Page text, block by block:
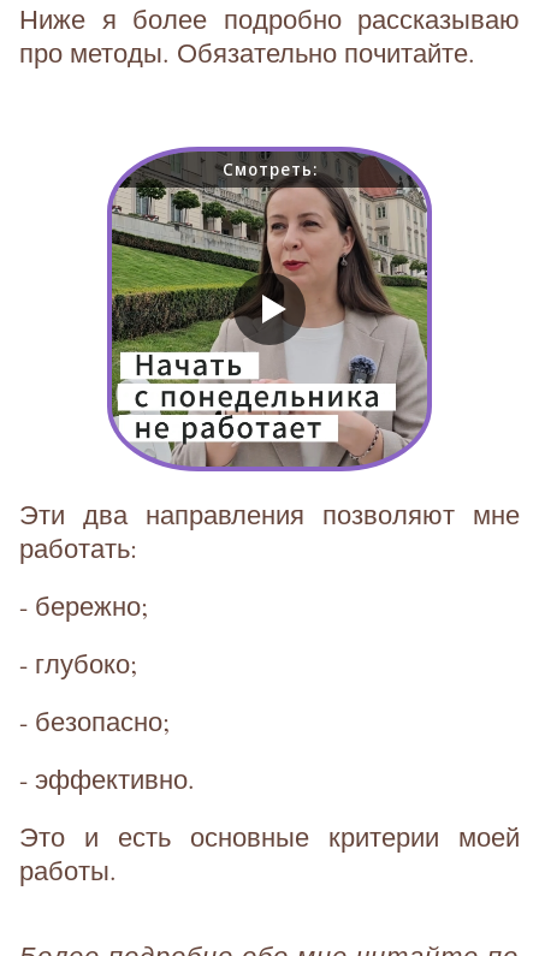
Ниже я более подробно рассказываю
про методы. Обязательно почитайте.
Смотреть:
Эти два направления позволяют мне
работать:
- бережно;
- глубоко;
- безопасно;
- эффективно.
Это и есть основные критерии моей
работы.